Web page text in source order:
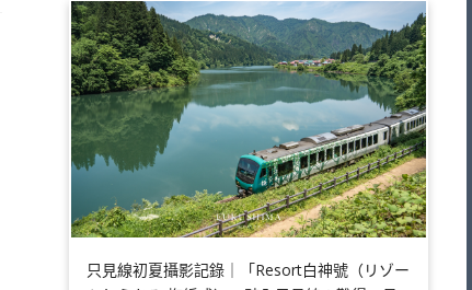
只見線初夏攝影記錄｜「Resort白神號（リゾー